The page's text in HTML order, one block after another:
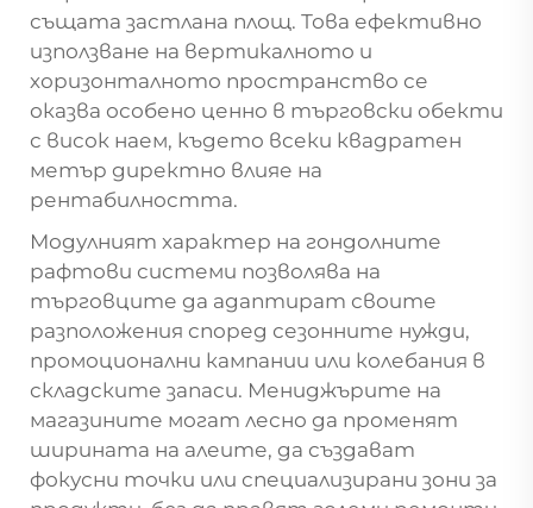
същата застлана площ. Това ефективно
използване на вертикалното и
хоризонталното пространство се
оказва особено ценно в търговски обекти
с висок наем, където всеки квадратен
метър директно влияе на
рентабилността.
Модулният характер на гондолните
рафтови системи позволява на
търговците да адаптират своите
разположения според сезонните нужди,
промоционални кампании или колебания в
складските запаси. Мениджърите на
магазините могат лесно да променят
ширината на алеите, да създават
фокусни точки или специализирани зони за